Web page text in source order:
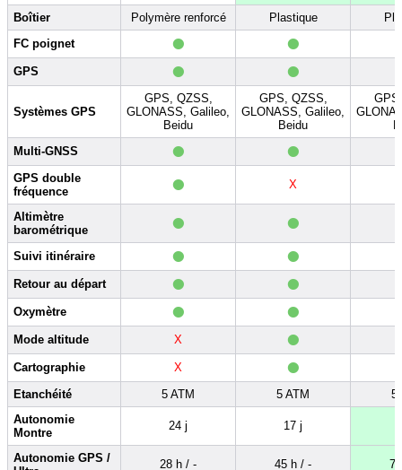
Boîtier
Polymère renforcé Plastique
FC poignet
• •
GPS • •
Systèmes GPS
GPS, QZSS,
GLONASS, Galileo,
Beidu
GPS, QZSS,
GLONASS, Galileo,
Beidu
Multi-GNSS
• •
GPS double
fréquence
• X
Altimètre
barométrique
• •
Suivi itinéraire • •
Retour au départ • •
Oxymètre • •
Mode altitude X •
Cartographie X •
Etanchéité 5 ATM 5 ATM
5
Autonomie
Montre
24 j 17 j
Autonomie GPS /
28 h / - 45 h / -